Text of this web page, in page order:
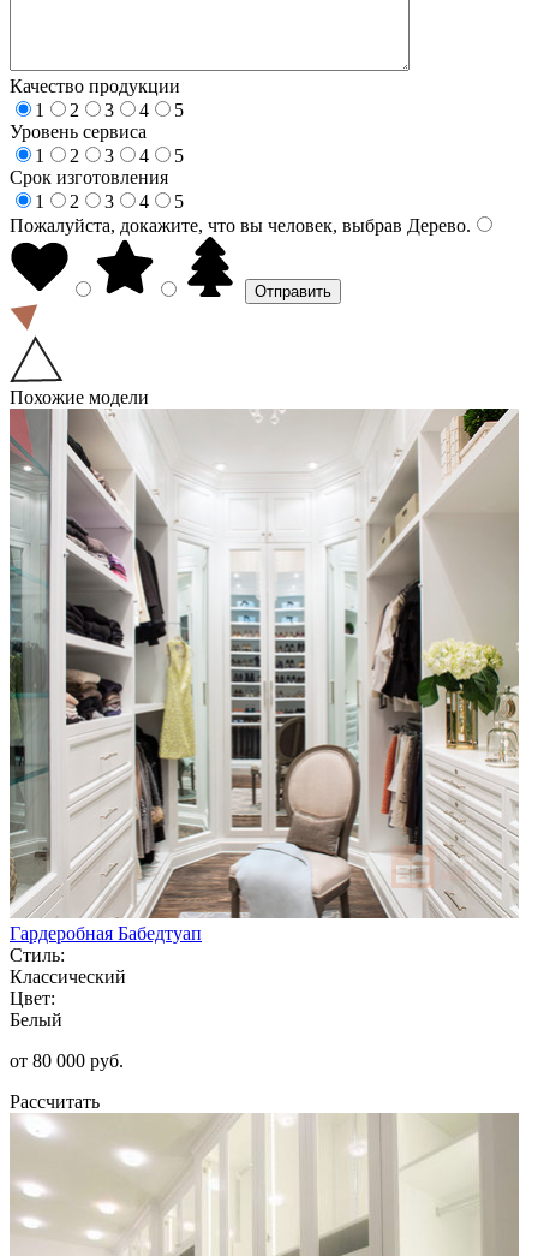
Качество продукции
1
2 3 4
5
Уровень сервиса
1
2 3 4
5
Срок изготовления
1
2 3 4
5
Пожалуйста, докажите, что вы человек, выбрав Дерево.
Похожие модели
Гардеробная Бабедтуап
Стиль:
Классический
Цвет:
Белый
от 80 000 руб.
Рассчитать